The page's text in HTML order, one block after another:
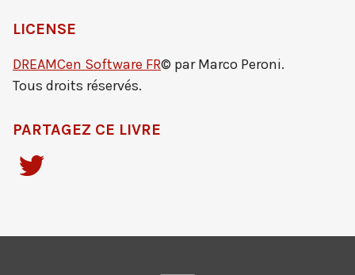
LICENSE
DREAMCen Software FR© par Marco Peroni.
Tous droits réservés.
PARTAGEZ CE LIVRE